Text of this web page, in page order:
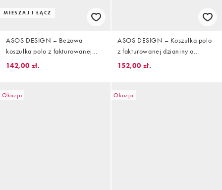
MIESZAJ I ŁĄCZ
ASOS DESIGN – Beżowa
koszulka polo z fakturowanej
dzianiny, o luźnym kroju z
142,00 zł.
ASOS DESIGN – Koszulka polo
z fakturowanej dzianiny o
luźnym kroju z wycięciem przy
152,00 zł.
Okazja Okazja